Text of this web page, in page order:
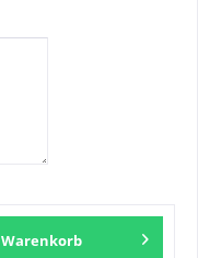
Warenkorb